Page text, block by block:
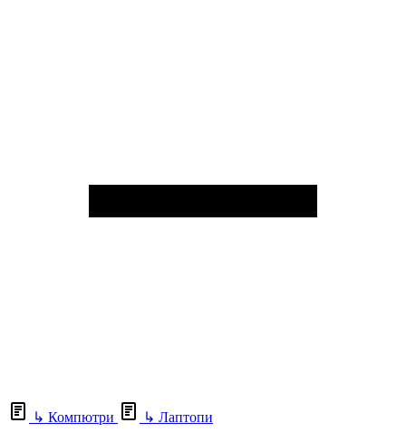
↳ Компютри ↳ Лаптопи